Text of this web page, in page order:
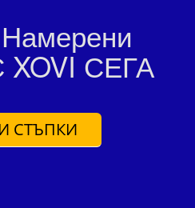
XOVI СЕГА
СТЪПКИ